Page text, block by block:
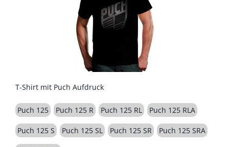
T-Shirt mit Puch Aufdruck
Puch 125 Puch 125 R Puch 125 RL Puch 125 RLA
Puch 125 S Puch 125 SL Puch 125 SR Puch 125 SRA